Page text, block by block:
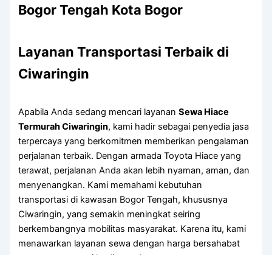
Bogor Tengah Kota Bogor
Layanan Transportasi Terbaik di
Ciwaringin
Apabila Anda sedang mencari layananSewa Hiace
Termurah Ciwaringin, kami hadir sebagai penyedia jasa
terpercaya yang berkomitmen memberikan pengalaman
perjalanan terbaik. Dengan armada Toyota Hiace yang
terawat, perjalanan Anda akan lebih nyaman, aman, dan
menyenangkan. Kami memahami kebutuhan
transportasi di kawasan Bogor Tengah, khususnya
Ciwaringin, yang semakin meningkat seiring
berkembangnya mobilitas masyarakat. Karena itu, kami
menawarkan layanan sewa dengan harga bersahabat